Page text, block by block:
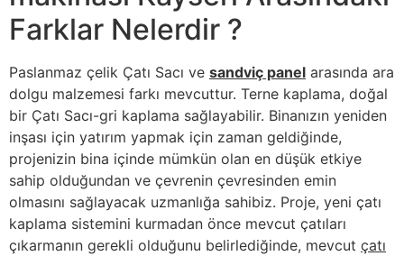
Farklar Nelerdir ?
Paslanmaz çelik Çatı Sacı ve sandviç panel arasında ara
dolgu malzemesi farkı mevcuttur. Terne kaplama, doğal
bir Çatı Sacı-gri kaplama sağlayabilir. Binanızın yeniden
inşası için yatırım yapmak için zaman geldiğinde,
projenizin bina içinde mümkün olan en düşük etkiye
sahip olduğundan ve çevrenin çevresinden emin
olmasını sağlayacak uzmanlığa sahibiz. Proje, yeni çatı
kaplama sistemini kurmadan önce mevcut çatıları
çıkarmanın gerekli olduğunu belirlediğinde, mevcut çatı